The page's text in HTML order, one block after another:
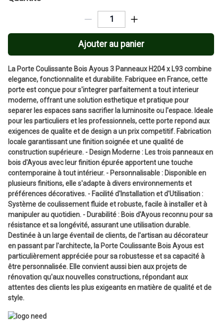
Ajouter au panier
La Porte Coulissante Bois Ayous 3 Panneaux H204 x L93 combine
elegance, fonctionnalite et durabilite. Fabriquee en France, cette
porte est conçue pour s'integrer parfaitement a tout interieur
moderne, offrant une solution esthetique et pratique pour
separer les espaces sans sacrifier la luminosite ou l'espace. Ideale
pour les particuliers et les professionnels, cette porte repond aux
exigences de qualite et de design a un prix competitif. Fabrication
locale garantissant une finition soignée et une qualité de
construction supérieure. - Design Moderne : Les trois panneaux en
bois d'Ayous avec leur finition épurée apportent une touche
contemporaine à tout intérieur. - Personnalisable : Disponible en
plusieurs finitions, elle s'adapte à divers environnements et
préférences décoratives. - Facilité d'Installation et d'Utilisation :
Système de coulissement fluide et robuste, facile à installer et à
manipuler au quotidien. - Durabilité : Bois d'Ayous reconnu pour sa
résistance et sa longévité, assurant une utilisation durable.
Destinée à un large éventail de clients, de l'artisan au décorateur
en passant par l'architecte, la Porte Coulissante Bois Ayous est
particulièrement appréciée pour sa robustesse et sa capacité à
être personnalisée. Elle convient aussi bien aux projets de
rénovation qu'aux nouvelles constructions, répondant aux
attentes des clients les plus exigeants en matière de qualité et de
style.